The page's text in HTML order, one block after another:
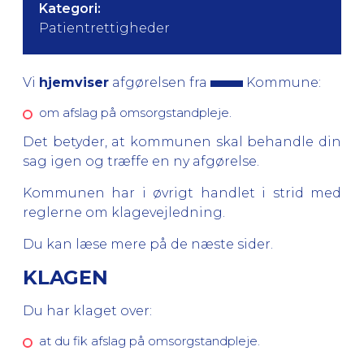
Kategori:
Patientrettigheder
Vi hjemviser afgørelsen fra
Kommune:
om afslag på omsorgstandpleje.
Det betyder, at kommunen skal behandle din
sag igen og træffe en ny afgørelse.
Kommunen har i øvrigt handlet i strid med
reglerne om klagevejledning.
Du kan læse mere på de næste sider.
KLAGEN
Du har klaget over:
at du fik afslag på omsorgstandpleje.